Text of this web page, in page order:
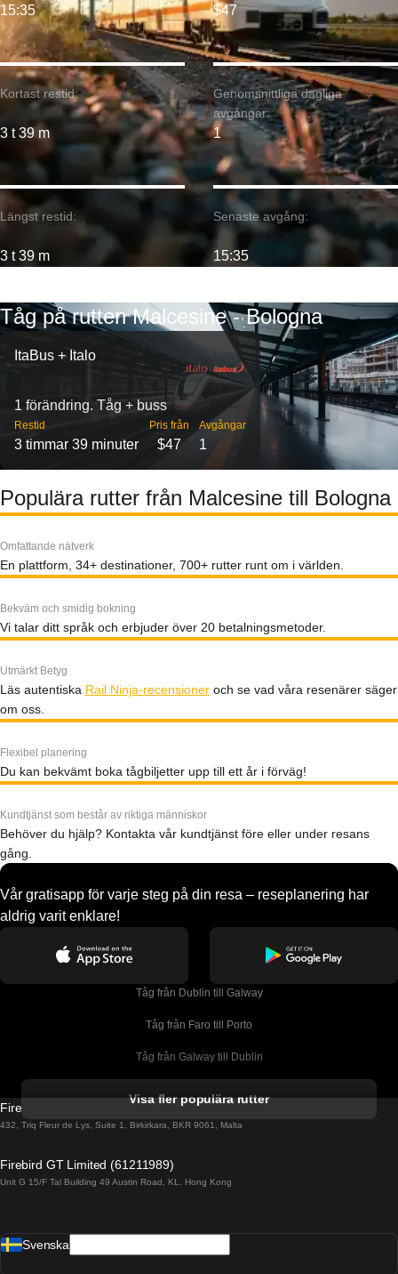
Kortast restid:
3 t 39 m
15:35
Längst restid:
3 t 39 m
$47
Genomsnittliga dagliga
avgångar:
1
Senaste avgång:
15:35
Tåg på rutten Malcesine - Bologna
ItaBus + Italo
1 förändring. Tåg + buss
Restid
3 timmar 39 minuter
Pris från
$47
Avgångar
1
Populära rutter från Malcesine till Bologna
Omfattande nätverk
En plattform, 34+ destinationer, 700+ rutter runt om i världen.
Bekväm och smidig bokning
Vi talar ditt språk och erbjuder över 20 betalningsmetoder.
Utmärkt Betyg
Läs autentiska Rail Ninja-recensioner och se vad våra resenärer säger
om oss.
Flexibel planering
Du kan bekvämt boka tågbiljetter upp till ett år i förväg!
Kundtjänst som består av riktiga människor
Behöver du hjälp? Kontakta vår kundtjänst före eller under resans
gång.
Vår gratisapp för varje steg på din resa – reseplanering har
aldrig varit enklare!
Tåg från Dublin till Galway
Tåg från Faro till Porto
Tåg från Galway till Dublin
Tåg från Porto till Faro
Tåg från Barcelona till Madrid
Visa fler populära rutter
Firebird GT Limited (OC 1451)
432, Triq Fleur de Lys, Suite 1, Birkirkara, BKR 9061, Malta
Firebird GT Limited (61211989)
Unit G 15/F Tal Building 49 Austin Road, KL, Hong Kong
Svenska